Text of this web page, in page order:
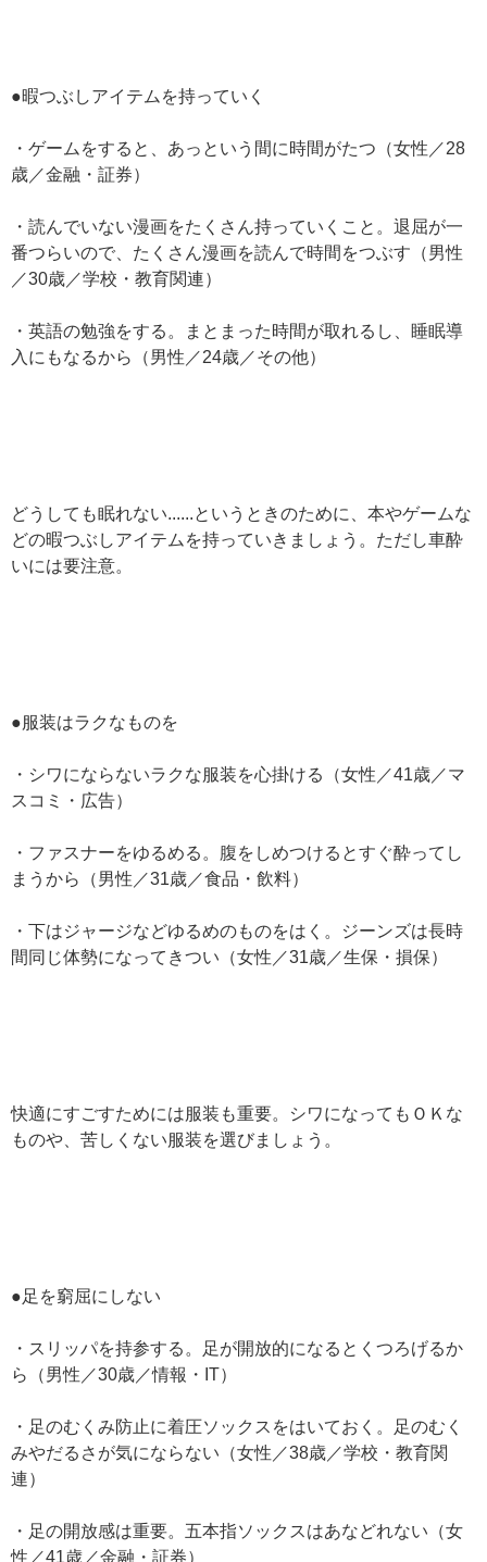
●暇つぶしアイテムを持っていく
・ゲームをすると、あっという間に時間がたつ（女性／28
歳／金融・証券）
・読んでいない漫画をたくさん持っていくこと。退屈が一
番つらいので、たくさん漫画を読んで時間をつぶす（男性
／30歳／学校・教育関連）
・英語の勉強をする。まとまった時間が取れるし、睡眠導
入にもなるから（男性／24歳／その他）
どうしても眠れない......というときのために、本やゲームな
どの暇つぶしアイテムを持っていきましょう。ただし車酔
いには要注意。
●服装はラクなものを
・シワにならないラクな服装を心掛ける（女性／41歳／マ
スコミ・広告）
・ファスナーをゆるめる。腹をしめつけるとすぐ酔ってし
まうから（男性／31歳／食品・飲料）
・下はジャージなどゆるめのものをはく。ジーンズは長時
間同じ体勢になってきつい（女性／31歳／生保・損保）
快適にすごすためには服装も重要。シワになってもＯＫな
ものや、苦しくない服装を選びましょう。
●足を窮屈にしない
・スリッパを持参する。足が開放的になるとくつろげるか
ら（男性／30歳／情報・IT）
・足のむくみ防止に着圧ソックスをはいておく。足のむく
みやだるさが気にならない（女性／38歳／学校・教育関
連）
・足の開放感は重要。五本指ソックスはあなどれない（女
性／41歳／金融・証券）